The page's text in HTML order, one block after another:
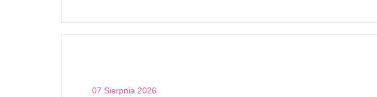
07 Sierpnia 2026